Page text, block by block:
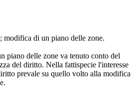
modifica di un piano delle zone.
piano delle zone va tenuto conto del
del diritto. Nella fattispecie l'interesse
prevale su quello volto alla modifica